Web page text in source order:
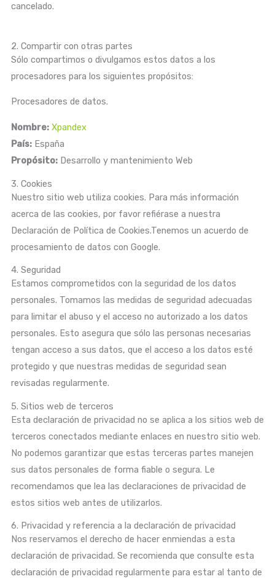
cancelado.
2. Compartir con otras partes
Sólo compartimos o divulgamos estos datos a los
procesadores para los siguientes propósitos:
Procesadores de datos.
Nombre: Xpandex
País:España
Propósito:Desarrollo y mantenimiento Web
3. Cookies
Nuestro sitio web utiliza cookies. Para más información
acerca de las cookies, por favor refiérase a nuestra
Declaración de Política de Cookies.Tenemos un acuerdo de
procesamiento de datos con Google.
4. Seguridad
Estamos comprometidos con la seguridad de los datos
personales. Tomamos las medidas de seguridad adecuadas
para limitar el abuso y el acceso no autorizado a los datos
personales. Esto asegura que sólo las personas necesarias
tengan acceso a sus datos, que el acceso a los datos esté
protegido y que nuestras medidas de seguridad sean
revisadas regularmente.
5. Sitios web de terceros
Esta declaración de privacidad no se aplica a los sitios web de
terceros conectados mediante enlaces en nuestro sitio web.
No podemos garantizar que estas terceras partes manejen
sus datos personales de forma fiable o segura. Le
recomendamos que lea las declaraciones de privacidad de
estos sitios web antes de utilizarlos.
6. Privacidad y referencia a la declaración de privacidad
Nos reservamos el derecho de hacer enmiendas a esta
declaración de privacidad. Se recomienda que consulte esta
declaración de privacidad regularmente para estar al tanto de